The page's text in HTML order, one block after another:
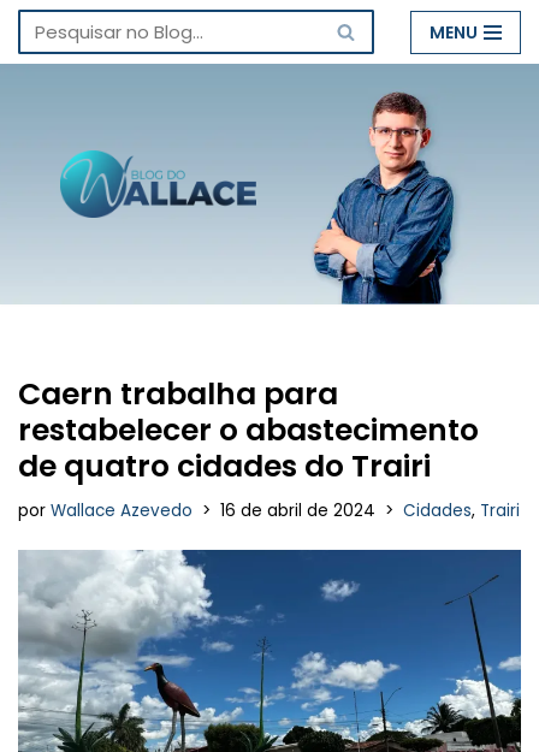
Pular
conteúdo
MENU
Caern trabalha para
restabelecer o abastecimento
de quatro cidades do Trairi
por Wallace Azevedo 16 de abril de 2024 Cidades, Trairi